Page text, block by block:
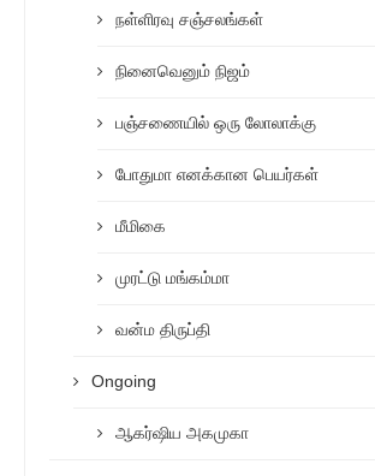
நள்ளிரவு சஞ்சலங்கள்
நினைவெனும் நிஜம்
பஞ்சணையில் ஒரு லோலாக்கு
போதுமா எனக்கான பெயர்கள்
மீமிகை
முரட்டு மங்கம்மா
வன்ம திருப்தி
Ongoing
ஆகர்ஷிய அகமுகா